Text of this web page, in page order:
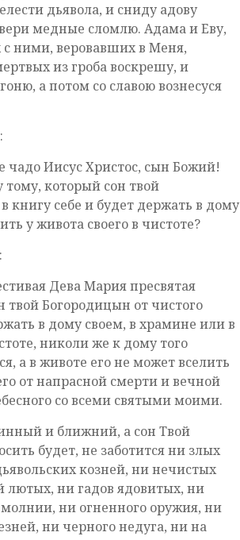
дьявола, и сниду адову
медные сломлю. Адама и Еву,
ними, веровавших в Меня,
из гроба воскрешу, и
а потом со славою вознесуся
чадо Иисус Христос, сын Божий!
тому, который сон твой
себе и будет держать в дому
у живота своего в чистоте?
Дева Мария пресвятая
Богородицын от чистого
в дому своем, в храмине или в
николи же к дому того
а в животе его не может вселить
от напрасной смерти и вечной
со всеми святыми моими.
и ближний, а сон Твой
будет, не заботится ни злых
козней, ни нечистых
лютых, ни гадов ядовитых, ни
ни огненного оружия, ни
ни черного недуга, ни на